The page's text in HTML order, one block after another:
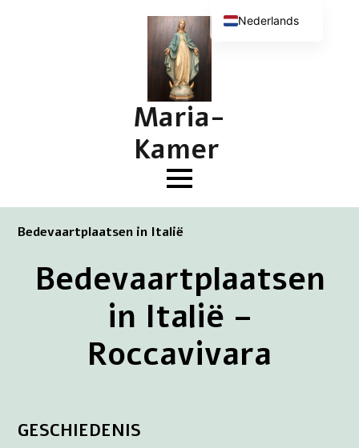
Maria-
Kamer
Bedevaartplaatsen in Italië
Bedevaartplaatsen
in Italië –
Roccavivara
GESCHIEDENIS
Nederlands